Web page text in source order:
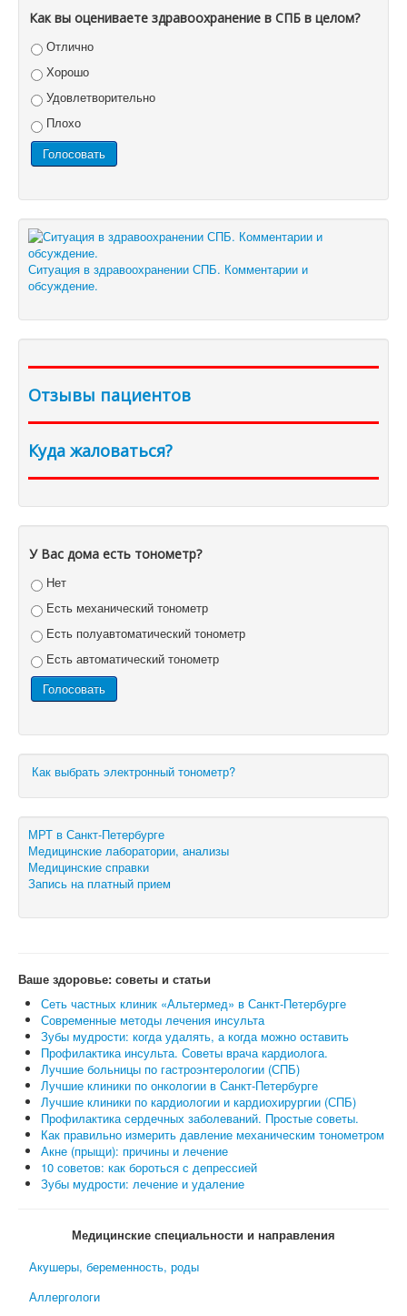
Как вы оцениваете здравоохранение в СПБ в целом?
Отлично
Хорошо
Удовлетворительно
Плохо
Ситуация в здравоохранении СПБ. Комментарии и
обсуждение.
Отзывы пациентов
Куда жаловаться?
У Вас дома есть тонометр?
Нет
Есть механический тонометр
Есть полуавтоматический тонометр
Есть автоматический тонометр
Как выбрать электронный тонометр?
МРТ в Санкт-Петербурге
Медицинские лаборатории, анализы
Медицинские справки
Запись на платный прием
Ваше здоровье: советы и статьи
Сеть частных клиник «Альтермед» в Санкт-Петербурге
Современные методы лечения инсульта
Зубы мудрости: когда удалять, а когда можно оставить
Профилактика инсульта. Советы врача кардиолога.
Лучшие больницы по гастроэнтерологии (СПБ)
Лучшие клиники по онкологии в Санкт-Петербурге
Лучшие клиники по кардиологии и кардиохирургии (СПБ)
Профилактика сердечных заболеваний. Простые советы.
Как правильно измерить давление механическим тонометром
Акне (прыщи): причины и лечение
10 советов: как бороться с депрессией
Зубы мудрости: лечение и удаление
Медицинские специальности и направления
Акушеры, беременность, роды
Аллергологи